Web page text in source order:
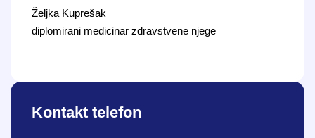
Željka Kuprešak
diplomirani medicinar zdravstvene njege
Kontakt telefon